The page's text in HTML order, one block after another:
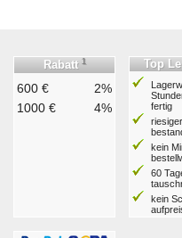
Rabatt 1
600 €
2%
1000 €
4%
Top
fertig
kein
60
kein